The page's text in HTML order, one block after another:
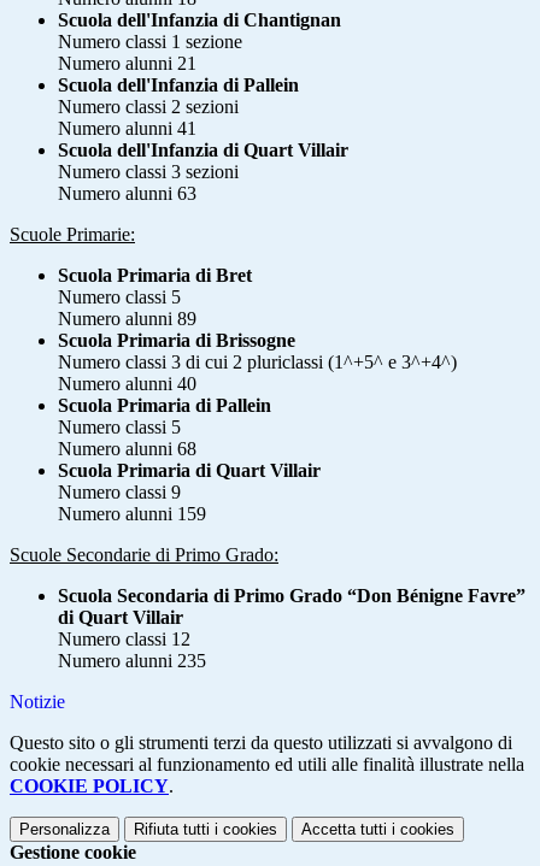
Scuola dell'Infanzia di Chantignan
Numero classi 1 sezione
Numero alunni 21
Scuola dell'Infanzia di Pallein
Numero classi 2 sezioni
Numero alunni 41
Scuola dell'Infanzia di Quart Villair
Numero classi 3 sezioni
Numero alunni 63
Scuole Primarie:
Scuola Primaria di Bret
Numero classi 5
Numero alunni 89
Scuola Primaria di Brissogne
Numero classi 3 di cui 2 pluriclassi (1^+5^ e 3^+4^)
Numero alunni 40
Scuola Primaria di Pallein
Numero classi 5
Numero alunni 68
Scuola Primaria di Quart Villair
Numero classi 9
Numero alunni 159
Scuole Secondarie di Primo Grado:
Scuola Secondaria di Primo Grado “Don Bénigne Favre”
di Quart Villair
Numero classi 12
Numero alunni 235
Notizie
Questo sito o gli strumenti terzi da questo utilizzati si avvalgono di
cookie necessari al funzionamento ed utili alle finalità illustrate nella
COOKIE POLICY.
Personalizza Rifiuta tutti i cookies Accetta tutti i cookies
Gestione cookie